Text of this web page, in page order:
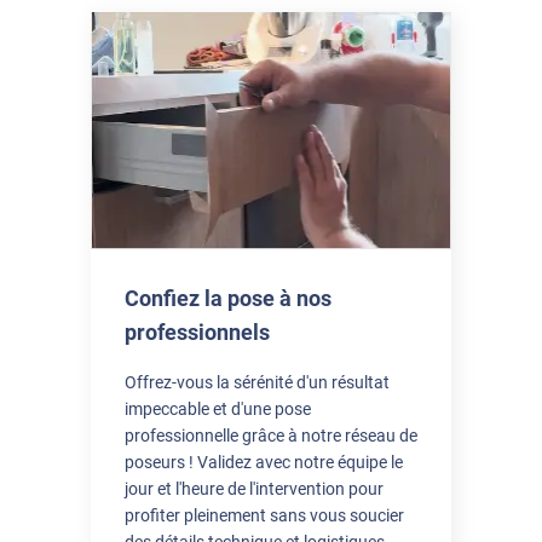
de recul quant à l'efficacité contre la chaleur .. Par contre ,
nous avions bien enlevé 2 mm comme indiqué et nous avons
regretté car il reste une petite bande de vitre non recouverte
sur le coté ... Nous avions peut être mal pris nos mesures !
mais mieux vaut en recouper un petit morceau après la pose !!
*****
filtre bien les rayons du soleil
Il y a 3 jours
Confiez la pose à nos
professionnels
Offrez-vous la sérénité d'un résultat
impeccable et d'une pose
professionnelle grâce à notre réseau de
poseurs ! Validez avec notre équipe le
jour et l'heure de l'intervention pour
profiter pleinement sans vous soucier